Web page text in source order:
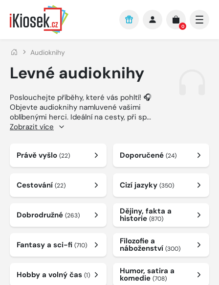
Přejít na hlavní obsah
0
Audioknihy
Levné audioknihy
Poslouchejte příběhy, které vás pohltí! 🎧
Objevte audioknihy namluvené vašimi
oblíbenými herci. Ideální na cesty, při sp...
Zobrazit více
Právě vyšlo (22) Doporučené (24)
Cestování (22) Cizí jazyky (350)
Dobrodružné (263) Dějiny, fakta a
historie (870)
Fantasy a sci-fi (710) Filozofie a
náboženství (300)
Hobby a volný čas (1) Humor, satira a
komedie (708)